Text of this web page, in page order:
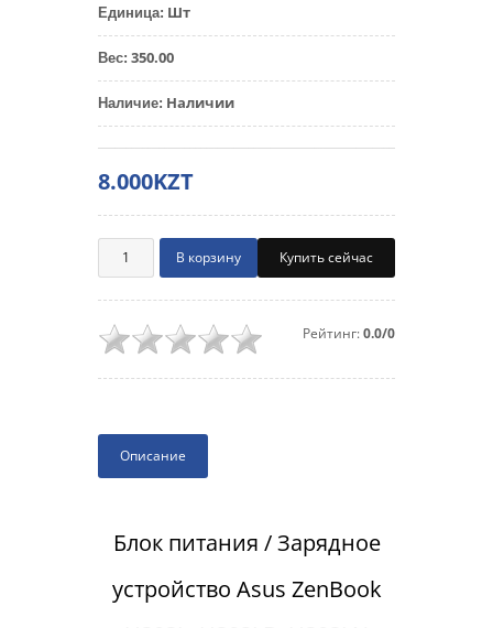
Единица: Шт
Вес: 350.00
Наличие: Наличии
8.000KZT
Купить сейчас
Рейтинг:0.0/0
Описание
Блок питания / Зарядное
устройство Asus ZenBook